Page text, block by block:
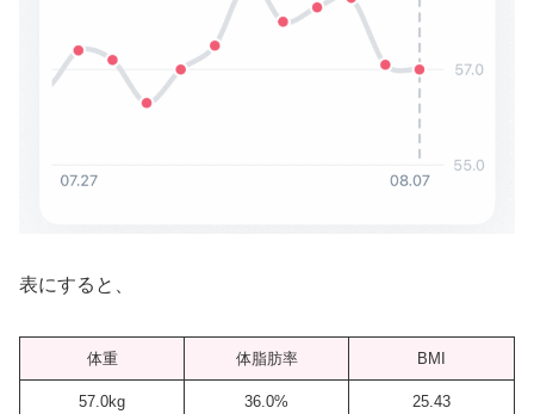
表にすると、
体重 体脂肪率 BMI
57.0kg 36.0% 25.43